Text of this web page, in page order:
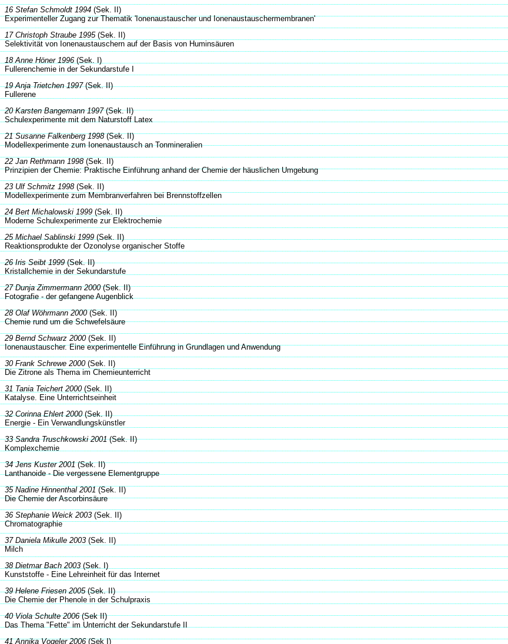
16 Stefan Schmoldt 1994 (Sek. II)
Experimenteller Zugang zur Thematik 'Ionenaustauscher und Ionenaustauschermembranen'
17 Christoph Straube 1995(Sek. II)
Selektivität von Ionenaustauschern auf der Basis von Huminsäuren
18 Anne Höner 1996 (Sek. I)
Fullerenchemie in der Sekundarstufe I
19 Anja Trietchen 1997(Sek. II)
Fullerene
20 Karsten Bangemann 1997(Sek. II)
Schulexperimente mit dem Naturstoff Latex
21 Susanne Falkenberg 1998(Sek. II)
Modellexperimente zum Ionenaustausch an Tonmineralien
22 Jan Rethmann 1998(Sek. II)
Prinzipien der Chemie: Praktische Einführung anhand der Chemie der häuslichen Umgebung
23 Ulf Schmitz 1998(Sek. II)
Modellexperimente zum Membranverfahren bei Brennstoffzellen
24 Bert Michalowski 1999 (Sek. II)
Moderne Schulexperimente zur Elektrochemie
25 Michael Sablinski 1999(Sek. II)
Reaktionsprodukte der Ozonolyse organischer Stoffe
26 Iris Seibt 1999(Sek. II)
Kristallchemie in der Sekundarstufe
27 Dunja Zimmermann 2000(Sek. II)
Fotografie - der gefangene Augenblick
28 Olaf Wöhrmann 2000(Sek. II)
Chemie rund um die Schwefelsäure
29 Bernd Schwarz 2000(Sek. II)
Ionenaustauscher. Eine experimentelle Einführung in Grundlagen und Anwendung
30 Frank Schrewe 2000(Sek. II)
Die Zitrone als Thema im Chemieunterricht
31 Tania Teichert 2000(Sek. II)
Katalyse. Eine Unterrichtseinheit
32 Corinna Ehlert 2000(Sek. II)
Energie - Ein Verwandlungskünstler
33 Sandra Truschkowski 2001(Sek. II)
Komplexchemie
34 Jens Kuster 2001(Sek. II)
Lanthanoide - Die vergessene Elementgruppe
35 Nadine Hinnenthal 2001 (Sek. II)
Die Chemie der Ascorbinsäure
36 Stephanie Weick 2003 (Sek. II)
Chromatographie
37 Daniela Mikulle 2003 (Sek. II)
Milch
38 Dietmar Bach 2003 (Sek. I)
Kunststoffe - Eine Lehreinheit für das Internet
39 Helene Friesen 2005(Sek. II)
Die Chemie der Phenole in der Schulpraxis
40 Viola Schulte 2006(Sek II)
Das Thema "Fette" im Unterricht der Sekundarstufe II
41 Annika Vogeler 2006(Sek I)